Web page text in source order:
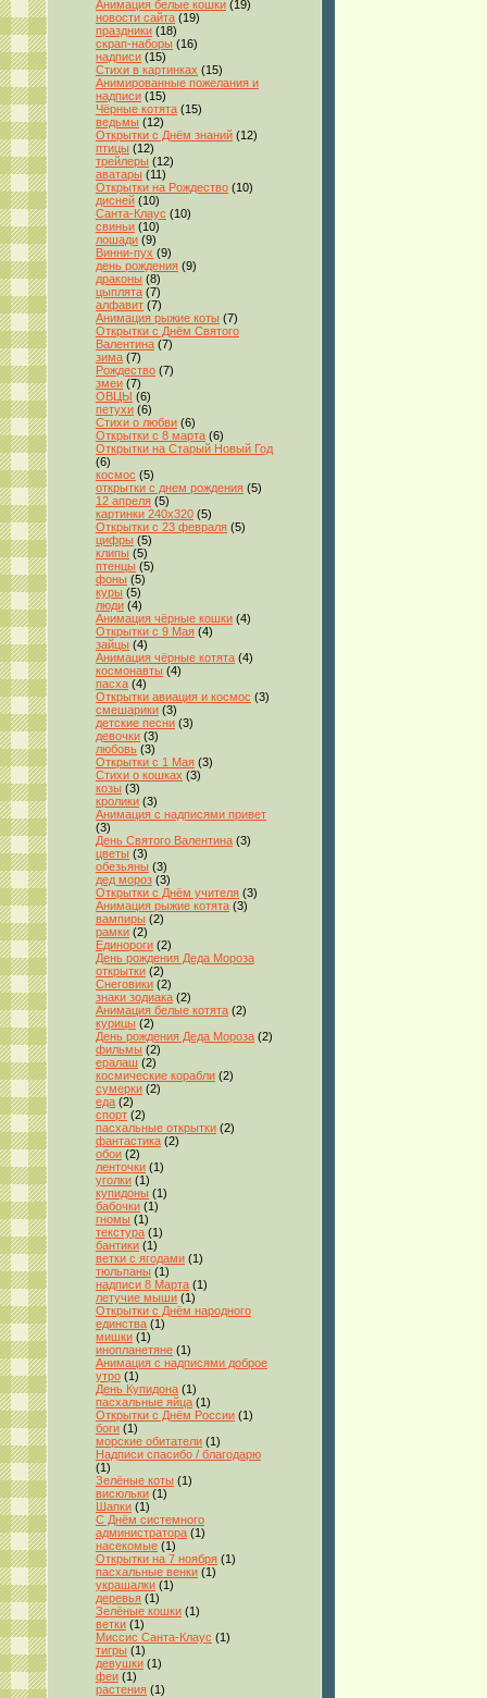
Анимация белые кошки (19)
новости сайта (19)
праздники (18)
скрап-наборы (16)
надписи (15)
Стихи в картинках (15)
Анимированные пожелания и
надписи (15)
Чёрные котята (15)
ведьмы (12)
Открытки с Днём знаний (12)
птицы (12)
трейлеры (12)
аватары (11)
Открытки на Рождество (10)
дисней (10)
Санта-Клаус (10)
свиньи (10)
лошади (9)
Винни-пух (9)
день рождения (9)
драконы (8)
цыплята (7)
алфавит (7)
Анимация рыжие коты (7)
Открытки с Днём Святого
Валентина (7)
зима (7)
Рождество (7)
змеи (7)
ОВЦЫ (6)
петухи (6)
Стихи о любви (6)
Открытки с 8 марта (6)
Открытки на Старый Новый Год
(6)
космос (5)
открытки с днем рождения (5)
12 апреля (5)
картинки 240x320 (5)
Открытки с 23 февраля (5)
цифры (5)
клипы (5)
птенцы (5)
фоны (5)
куры (5)
люди (4)
Анимация чёрные кошки (4)
Открытки с 9 Мая (4)
зайцы (4)
Анимация чёрные котята (4)
космонавты (4)
пасха (4)
Открытки авиация и космос (3)
смешарики (3)
детские песни (3)
девочки (3)
любовь (3)
Открытки с 1 Мая (3)
Стихи о кошках (3)
козы (3)
кролики (3)
Анимация с надписями привет
(3)
День Святого Валентина (3)
цветы (3)
обезьяны (3)
дед мороз (3)
Открытки с Днём учителя (3)
Анимация рыжие котята (3)
вампиры (2)
рамки (2)
Единороги (2)
День рождения Деда Мороза
открытки (2)
Снеговики (2)
знаки зодиака (2)
Анимация белые котята (2)
курицы (2)
День рождения Деда Мороза (2)
фильмы (2)
ералаш (2)
космические корабли (2)
сумерки (2)
еда (2)
спорт (2)
пасхальные открытки (2)
фантастика (2)
обои (2)
ленточки (1)
уголки (1)
купидоны (1)
бабочки (1)
гномы (1)
текстура (1)
бантики (1)
ветки с ягодами (1)
тюльпаны (1)
надписи 8 Марта (1)
летучие мыши (1)
Открытки с Днём народного
единства (1)
мишки (1)
инопланетяне (1)
Анимация с надписями доброе
утро (1)
День Купидона (1)
пасхальные яйца (1)
Открытки с Днём России (1)
боги (1)
морские обитатели (1)
Надписи спасибо / благодарю
(1)
Зелёные коты (1)
висюльки (1)
Шапки (1)
С Днём системного
администратора (1)
насекомые (1)
Открытки на 7 ноября (1)
пасхальные венки (1)
украшалки (1)
деревья (1)
Зелёные кошки (1)
ветки (1)
Миссис Санта-Клаус (1)
тигры (1)
девушки (1)
феи (1)
растения (1)